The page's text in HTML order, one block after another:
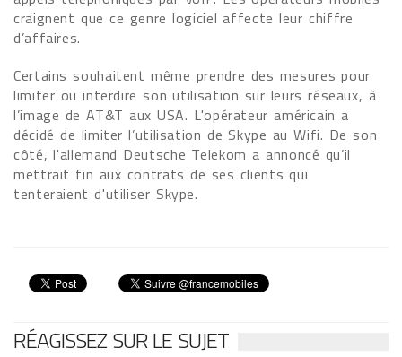
craignent que ce genre logiciel affecte leur chiffre
d’affaires.
Certains souhaitent même prendre des mesures pour
limiter ou interdire son utilisation sur leurs réseaux, à
l’image de AT&T aux USA. L'opérateur américain a
décidé de limiter l’utilisation de Skype au Wifi. De son
côté, l'allemand Deutsche Telekom a annoncé qu’il
mettrait fin aux contrats de ses clients qui
tenteraient d'utiliser Skype.
RÉAGISSEZ SUR LE SUJET